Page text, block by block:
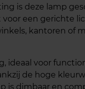
is deze lamp
voor een gerichte
kantoren of
ideaal voor
de hoge
is dimbaar en